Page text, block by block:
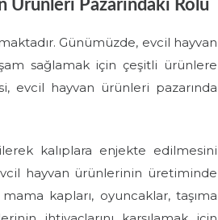
Pazarındaki Rolü
Günümüzde, evcil hayvan
sağlamak için çeşitli ürünlere
evcil hayvan ürünleri pazarında
kalıplara enjekte edilmesini
hayvan ürünlerinin üretiminde
kapları, oyuncaklar, taşıma